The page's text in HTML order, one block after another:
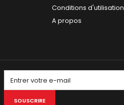
Conditions d'utilisation
A propos
SOUSCRIRE